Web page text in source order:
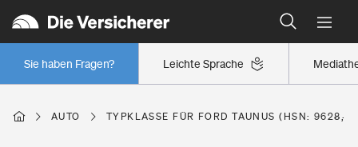
Leichte Sprache
Sie haben Fragen?
Wer versichert was: Jetzt Versicherer finden
Regionalklassen: So ist Ihre Region eingestuft
Wer versichert was: Jetzt Versicherer finden
AUTO TYPKLASSE FÜR FORD TAUNUS (HSN: 9628,